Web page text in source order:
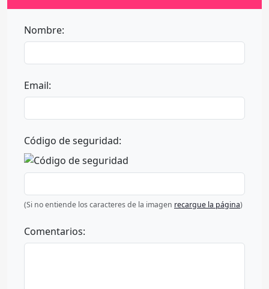
Nombre:
Email:
Código de seguridad:
(Si no entiende los caracteres de la imagen recargue la página)
Comentarios: